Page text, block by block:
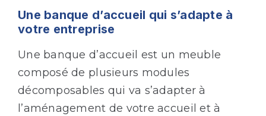
Une banque d’accueil qui s’adapte à
votre entreprise
Une banque d’accueil est un meuble
composé de plusieurs modules
décomposables qui va s’adapter à
l’aménagement de votre accueil et à